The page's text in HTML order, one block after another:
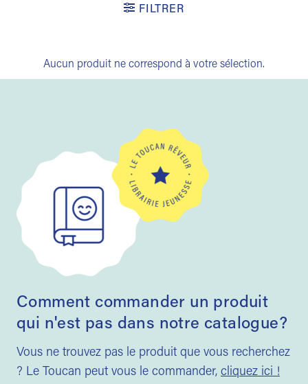
FILTRER
Aucun produit ne correspond à votre sélection.
Comment commander un produit
qui n'est pas dans notre catalogue?
Vous ne trouvez pas le produit que vous recherchez
? Le Toucan peut vous le commander, cliquez ici !